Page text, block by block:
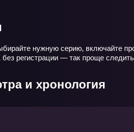
нужную серию, включайте
регистрации — так проще
и хронология